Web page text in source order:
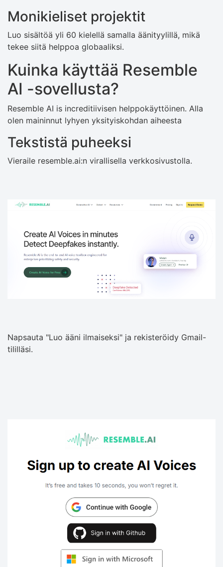
Monikieliset projektit
Luo sisältöä yli 60 kielellä samalla äänityylillä, mikä
tekee siitä helppoa globaaliksi.
Kuinka käyttää Resemble
AI -sovellusta?
Resemble AI is increditiivisen helppokäyttöinen. Alla
olen maininnut lyhyen yksityiskohdan aiheesta
Tekstistä puheeksi
Vieraile resemble.ai:n virallisella verkkosivustolla.
Napsauta "Luo ääni ilmaiseksi" ja rekisteröidy Gmail-
tililläsi.